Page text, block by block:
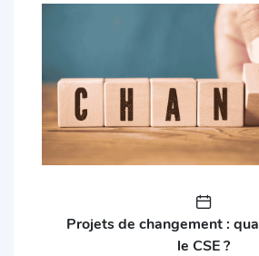
Projets de changement :
le CSE ?